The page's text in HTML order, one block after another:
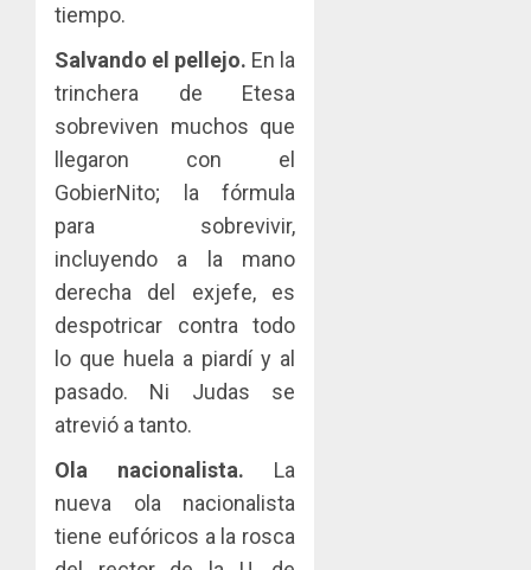
tiempo.
Salvando el pellejo. En la
trinchera de Etesa
sobreviven muchos que
llegaron con el
GobierNito; la fórmula
para sobrevivir,
incluyendo a la mano
derecha del exjefe, es
despotricar contra todo
lo que huela a piardí y al
pasado. Ni Judas se
atrevió a tanto.
Ola nacionalista. La
nueva ola nacionalista
tiene eufóricos a la rosca